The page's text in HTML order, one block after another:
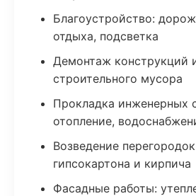
Благоустройство:
отдыха, подсветка
Демонтаж конструкций
строительного мусора
Прокладка инженерных
отопление,
Возведение
гипсокартона и кирпича
Фасадные работы: